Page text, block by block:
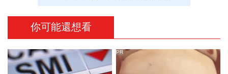
你可能還想看
PR